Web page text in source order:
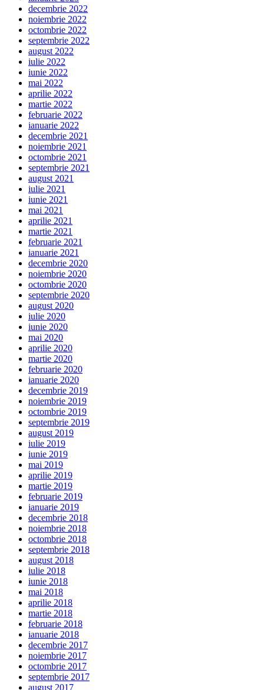
decembrie 2022
noiembrie 2022
octombrie 2022
septembrie 2022
august 2022
iulie 2022
iunie 2022
mai 2022
aprilie 2022
martie 2022
februarie 2022
ianuarie 2022
decembrie 2021
noiembrie 2021
octombrie 2021
septembrie 2021
august 2021
iulie 2021
iunie 2021
mai 2021
aprilie 2021
martie 2021
februarie 2021
ianuarie 2021
decembrie 2020
noiembrie 2020
octombrie 2020
septembrie 2020
august 2020
iulie 2020
iunie 2020
mai 2020
aprilie 2020
martie 2020
februarie 2020
ianuarie 2020
decembrie 2019
noiembrie 2019
octombrie 2019
septembrie 2019
august 2019
iulie 2019
iunie 2019
mai 2019
aprilie 2019
martie 2019
februarie 2019
ianuarie 2019
decembrie 2018
noiembrie 2018
octombrie 2018
septembrie 2018
august 2018
iulie 2018
iunie 2018
mai 2018
aprilie 2018
martie 2018
februarie 2018
ianuarie 2018
decembrie 2017
noiembrie 2017
octombrie 2017
septembrie 2017
august 2017